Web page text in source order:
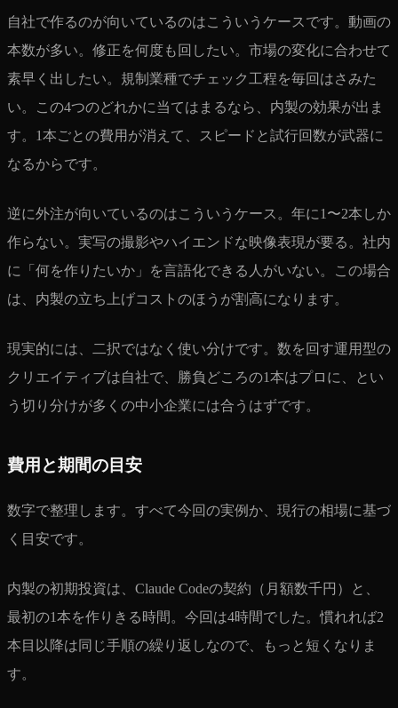
自社で作るのが向いているのはこういうケースです。動画の
本数が多い。修正を何度も回したい。市場の変化に合わせて
素早く出したい。規制業種でチェック工程を毎回はさみた
い。この4つのどれかに当てはまるなら、内製の効果が出ま
す。1本ごとの費用が消えて、スピードと試行回数が武器に
なるからです。
逆に外注が向いているのはこういうケース。年に1〜2本しか
作らない。実写の撮影やハイエンドな映像表現が要る。社内
に「何を作りたいか」を言語化できる人がいない。この場合
は、内製の立ち上げコストのほうが割高になります。
現実的には、二択ではなく使い分けです。数を回す運用型の
クリエイティブは自社で、勝負どころの1本はプロに、とい
う切り分けが多くの中小企業には合うはずです。
費用と期間の目安
数字で整理します。すべて今回の実例か、現行の相場に基づ
く目安です。
内製の初期投資は、Claude Codeの契約（月額数千円）と、
最初の1本を作りきる時間。今回は4時間でした。慣れれば2
本目以降は同じ手順の繰り返しなので、もっと短くなりま
す。